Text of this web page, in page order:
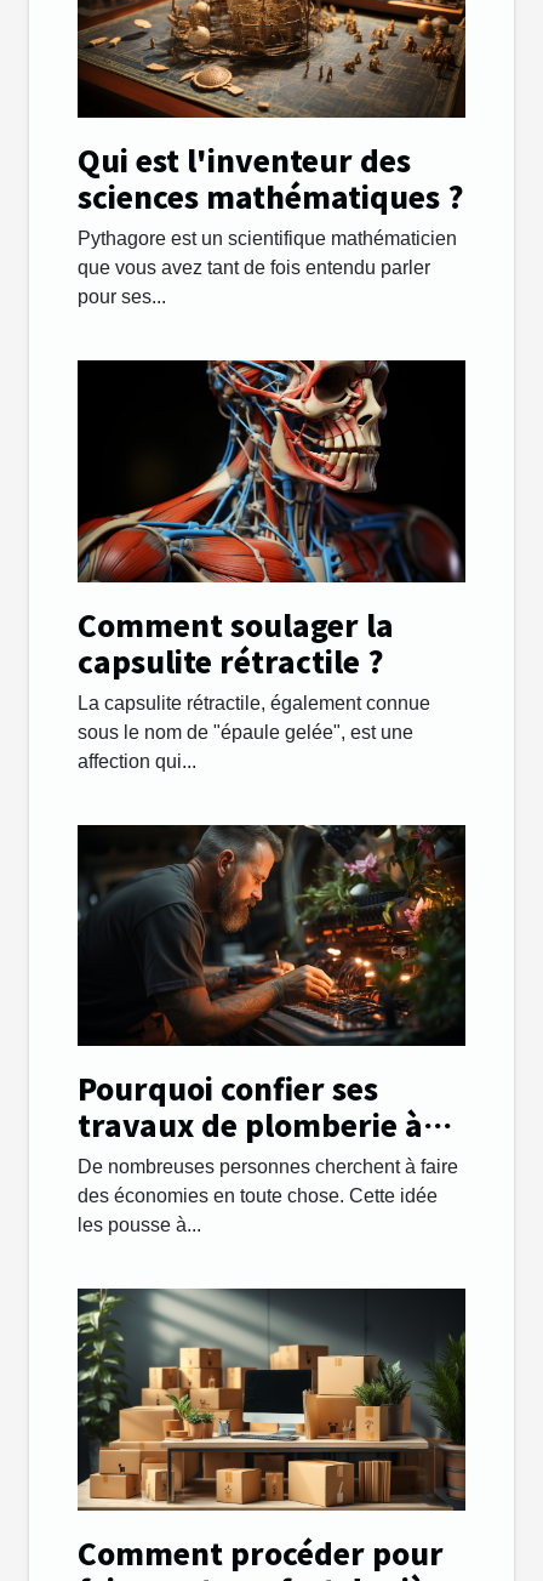
Qui est l'inventeur des
sciences mathématiques ?
Pythagore est un scientifique mathématicien
que vous avez tant de fois entendu parler
pour ses...
Comment soulager la
capsulite rétractile ?
La capsulite rétractile, également connue
sous le nom de "épaule gelée", est une
affection qui...
Pourquoi confier ses
travaux de plomberie à
une entreprise ?
De nombreuses personnes cherchent à faire
des économies en toute chose. Cette idée
les pousse à...
Comment procéder pour